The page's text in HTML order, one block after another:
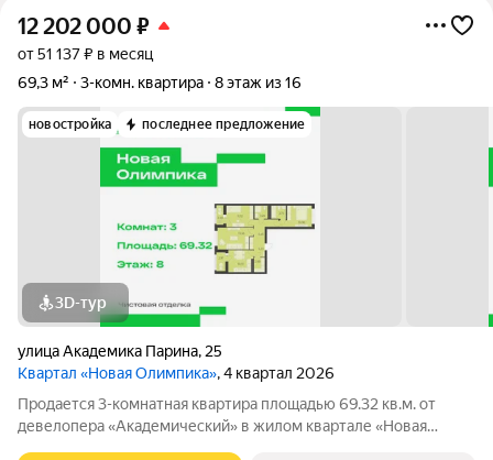
12 202 000 ₽
от 51 137 ₽ в месяц
69,3 м²
3-комн. квартира 8 этаж из 16
новостройка последнее предложение
3D-тур
улица Академика Парина, 25
Квартал «Новая Олимпика», 4 квартал 2026
Продается 3-комнатная квартира площадью 69.32 кв.м. от
девелопера «Академический» в жилом квартале «Новая